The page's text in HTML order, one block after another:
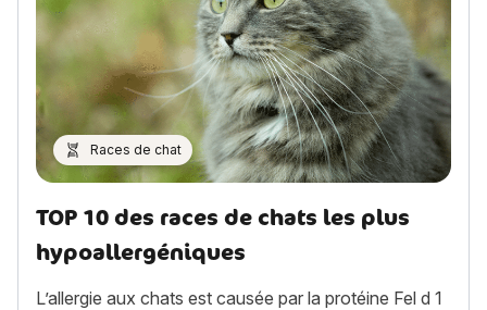
Races de chat
TOP 10 des races de chats les plus
hypoallergéniques
L’allergie aux chats est causée par la protéine Fel d 1